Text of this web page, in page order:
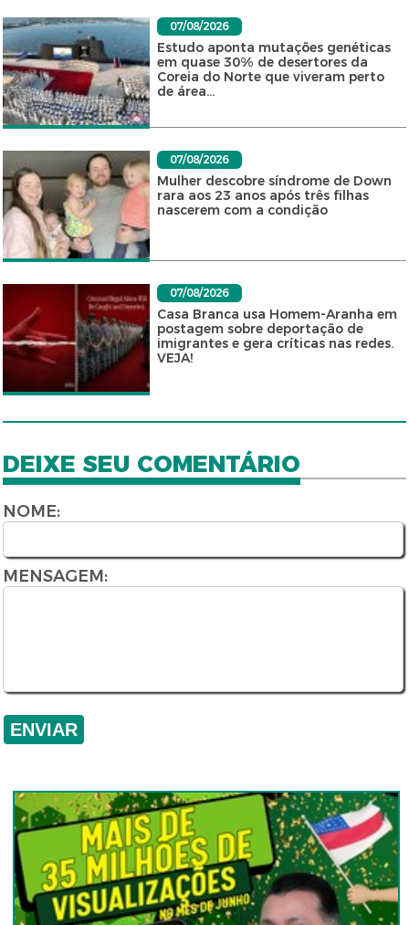
07/08/2026
Estudo aponta mutações genéticas
em quase 30% de desertores da
Coreia do Norte que viveram perto
de área...
07/08/2026
Mulher descobre síndrome de Down
rara aos 23 anos após três filhas
nascerem com a condição
07/08/2026
Casa Branca usa Homem-Aranha em
postagem sobre deportação de
imigrantes e gera críticas nas redes.
VEJA!
DEIXE SEU COMENTÁRIO
NOME:
MENSAGEM: